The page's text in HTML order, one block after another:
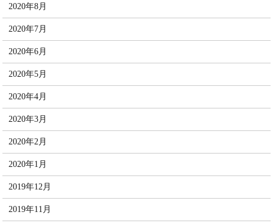
2020年8月
2020年7月
2020年6月
2020年5月
2020年4月
2020年3月
2020年2月
2020年1月
2019年12月
2019年11月